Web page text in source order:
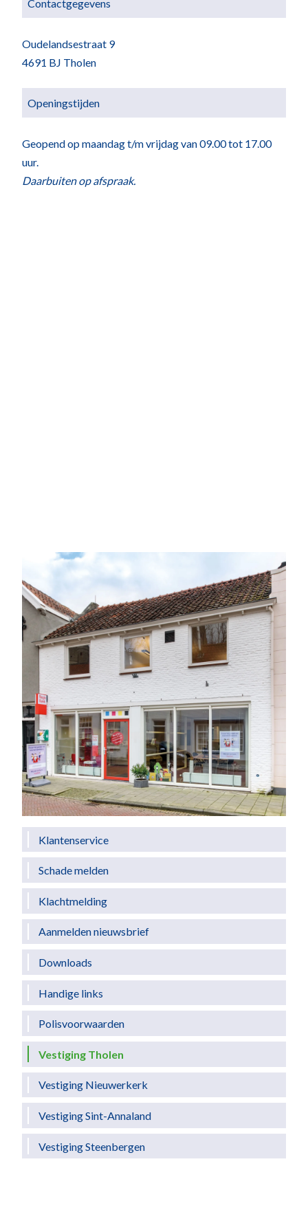
Contactgegevens
Oudelandsestraat 9
4691 BJ Tholen
Openingstijden
Geopend op maandag t/m vrijdag van 09.00 tot 17.00
uur.
Daarbuiten op afspraak.
Klantenservice
Schade melden
Klachtmelding
Aanmelden nieuwsbrief
Downloads
Handige links
Polisvoorwaarden
Vestiging Tholen
Vestiging Nieuwerkerk
Vestiging Sint-Annaland
Vestiging Steenbergen